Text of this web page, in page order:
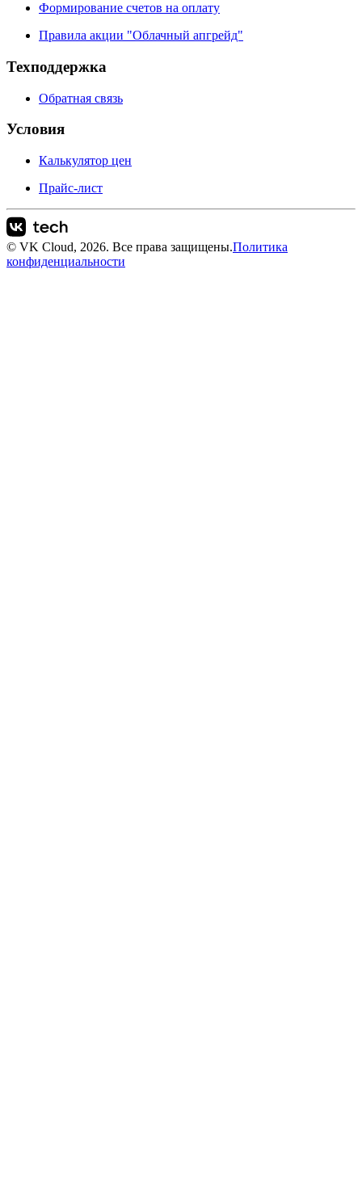
Формирование счетов на оплату
Правила акции "Облачный апгрейд"
Техподдержка
Обратная связь
Условия
Калькулятор цен
Прайс-лист
© VK Cloud, 2026. Все права защищены.Политика
конфиденциальности